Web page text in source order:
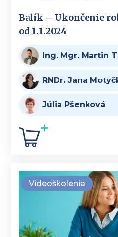
Balík – Ukončenie
od 1.1.2024
Ing. Mgr. Martin
RNDr. Jana
Júlia Pšenková
Videoškolenia